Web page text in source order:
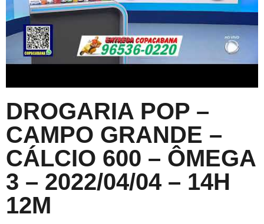
DROGARIA POP –
CAMPO GRANDE –
CÁLCIO 600 – ÔMEGA
3 – 2022/04/04 – 14H
12M